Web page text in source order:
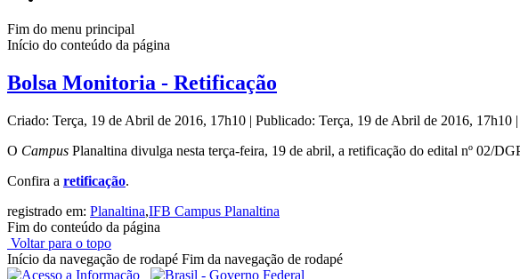
Fim do menu principal
Início do conteúdo da página
Bolsa Monitoria - Retificação
Criado: Terça, 19 de Abril de 2016, 17h10 | Publicado: Terça, 19 de Abril de 2016, 17h10 |
O Campus Planaltina divulga nesta terça-feira, 19 de abril, a retificação do edital nº 02/
Confira a retificação.
registrado em: Planaltina,IFB Campus Planaltina
Fim do conteúdo da página
Voltar para o topo
Início da navegação de rodapé Fim da navegação de rodapé